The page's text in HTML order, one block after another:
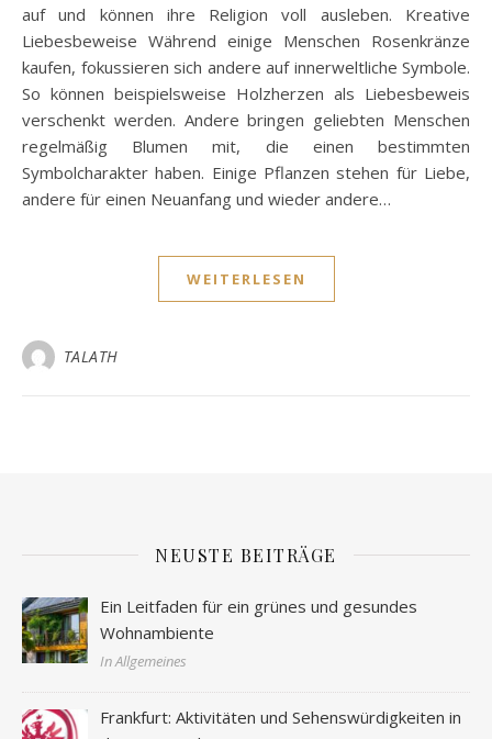
auf und können ihre Religion voll ausleben. Kreative
Liebesbeweise Während einige Menschen Rosenkränze
kaufen, fokussieren sich andere auf innerweltliche Symbole.
So können beispielsweise Holzherzen als Liebesbeweis
verschenkt werden. Andere bringen geliebten Menschen
regelmäßig Blumen mit, die einen bestimmten
Symbolcharakter haben. Einige Pflanzen stehen für Liebe,
andere für einen Neuanfang und wieder andere…
WEITERLESEN
TALATH
NEUSTE BEITRÄGE
Ein Leitfaden für ein grünes und gesundes
Wohnambiente
In Allgemeines
Frankfurt: Aktivitäten und Sehenswürdigkeiten in